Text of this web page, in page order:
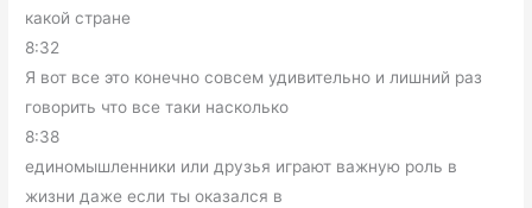
какой стране
8:32
Я вот все это конечно совсем удивительно и лишний раз
говорить что все таки насколько
8:38
единомышленники или друзья играют важную роль в
жизни даже если ты оказался в